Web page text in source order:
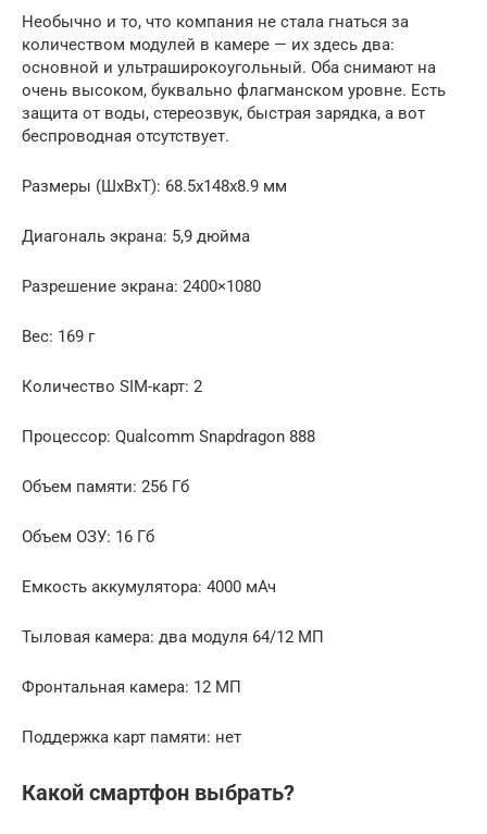
Необычно и то, что компания не стала гнаться за
количеством модулей в камере — их здесь два:
основной и ультраширокоугольный. Оба снимают на
очень высоком, буквально флагманском уровне. Есть
защита от воды, стереозвук, быстрая зарядка, а вот
беспроводная отсутствует.
Размеры (ШxВxТ): 68.5x148x8.9 мм
Диагональ экрана: 5,9 дюйма
Разрешение экрана: 2400×1080
Вес: 169 г
Количество SIM-карт: 2
Процессор: Qualcomm Snapdragon 888
Объем памяти: 256 Гб
Объем ОЗУ: 16 Гб
Емкость аккумулятора: 4000 мАч
Тыловая камера: два модуля 64/12 МП
Фронтальная камера: 12 МП
Поддержка карт памяти: нет
Какой смартфон выбрать?